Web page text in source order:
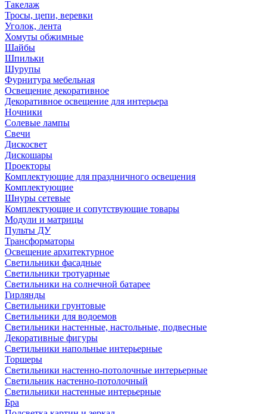
Такелаж
Тросы, цепи, веревки
Уголок, лента
Хомуты обжимные
Шайбы
Шпильки
Шурупы
Фурнитура мебельная
Освещение декоративное
Декоративное освещение для интерьера
Ночники
Солевые лампы
Свечи
Дискосвет
Дискошары
Проекторы
Комплектующие для праздничного освещения
Комплектующие
Шнуры сетевые
Комплектующие и сопутствующие товары
Модули и матрицы
Пульты ДУ
Трансформаторы
Освещение архитектурное
Светильники фасадные
Светильники тротуарные
Светильники на солнечной батарее
Гирлянды
Светильники грунтовые
Светильники для водоемов
Светильники настенные, настольные, подвесные
Декоративные фигуры
Светильники напольные интерьерные
Торшеры
Светильники настенно-потолочные интерьерные
Светильник настенно-потолочный
Светильники настенные интерьерные
Бра